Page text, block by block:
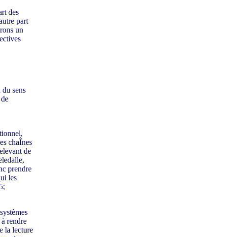
des
part
un
sens
chaÎnes
de
prendre
les
rendre
la lecture